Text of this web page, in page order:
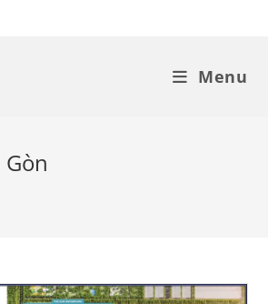
Menu
Gòn